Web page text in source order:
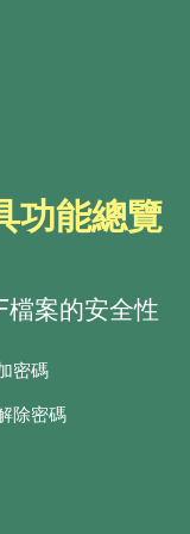
功能總覽
檔案的安全性
密碼
除密碼